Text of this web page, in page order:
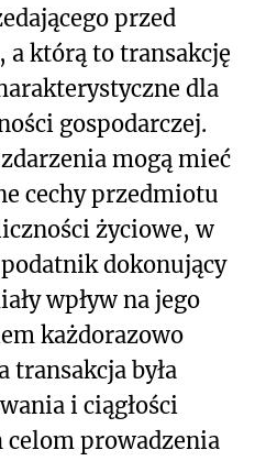
przed
a którą to transakcję
dla
gospodarczej.
mogą mieć
cechy przedmiotu
życiowe, w
dokonujący
wpływ na jego
każdorazowo
transakcja była
i ciągłości
prowadzenia